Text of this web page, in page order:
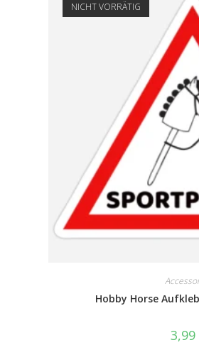
NICHT VORRÄTIG
Hobby Horse
3,99